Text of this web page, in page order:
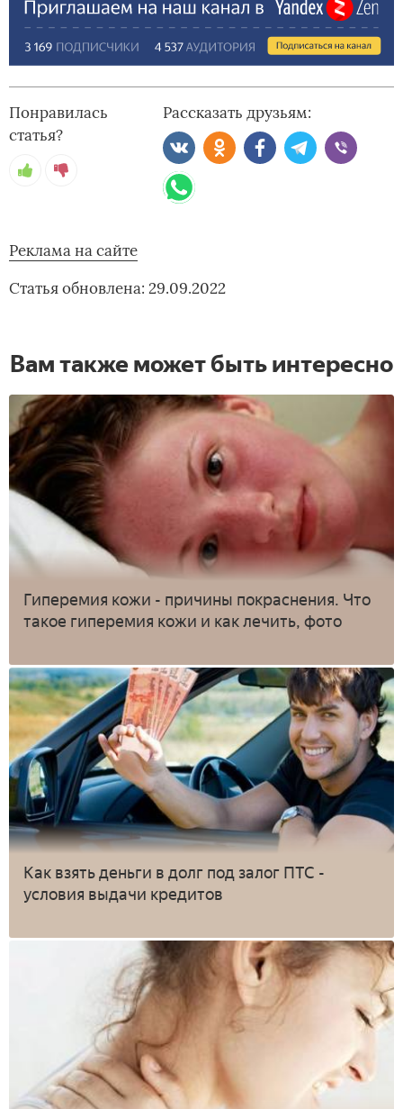
Понравилась
статья?
Рассказать друзьям:
Реклама на сайте
Статья обновлена: 29.09.2022
Вам также может быть интересно
Гиперемия кожи - причины покраснения. Что
такое гиперемия кожи и как лечить, фото
Как взять деньги в долг под залог ПТС -
условия выдачи кредитов